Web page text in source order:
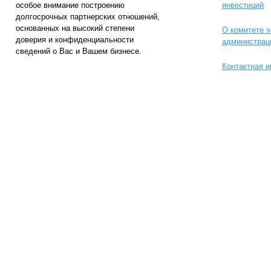
особое внимание построению
долгосрочных партнерских отношений,
основанных на высокий степени
доверия и конфиденциальности
сведений о Вас и Вашем бизнесе.
инвестиций
О комитете
Контактная